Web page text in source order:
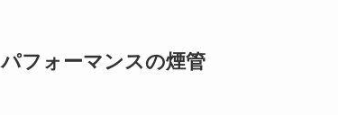
フォーマンスの煙管